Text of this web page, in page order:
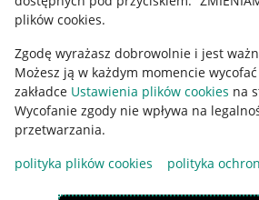
plików cookies.
Zgodę wyrażasz dobrowolnie i jest
Możesz ją w każdym momencie
zakładce Ustawienia plików cookies na
Wycofanie zgody nie wpływa na
przetwarzania.
polityka plików cookies
polityka
Informacje dla Aktu o Usługach
Pobierz aplikację